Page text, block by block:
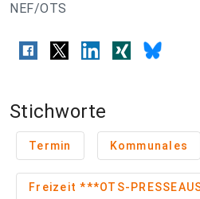
NEF/OTS
Stichworte
Termin Kommunales
Freizeit ***OTS-